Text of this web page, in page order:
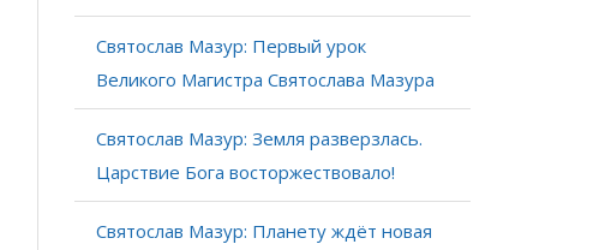
Святослав Мазур: Первый урок
Великого Магистра Святослава Мазура
Святослав Мазур: Земля разверзлась.
Царствие Бога восторжествовало!
Святослав Мазур: Планету ждёт новая